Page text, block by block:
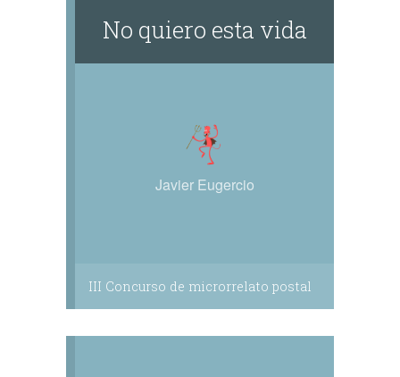
No quiero esta vida
Javier Eugercio
III Concurso de microrrelato postal